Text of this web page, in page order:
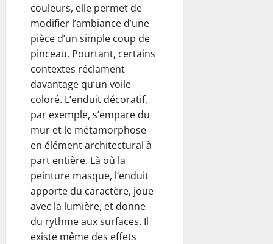
couleurs, elle permet de
modifier l’ambiance d’une
pièce d’un simple coup de
pinceau. Pourtant, certains
contextes réclament
davantage qu’un voile
coloré. L’enduit décoratif,
par exemple, s’empare du
mur et le métamorphose
en élément architectural à
part entière. Là où la
peinture masque, l’enduit
apporte du caractère, joue
avec la lumière, et donne
du rythme aux surfaces. Il
existe même des effets